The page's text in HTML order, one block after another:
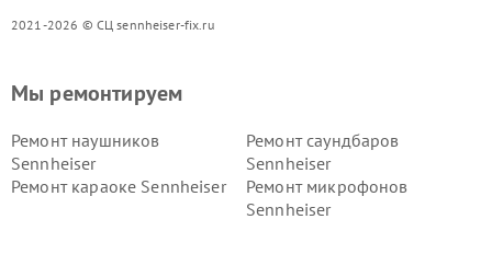
2021-2026 © СЦ sennheiser-fix.ru
Мы ремонтируем
Ремонт наушников
Sennheiser
Ремонт саундбаров
Sennheiser
Ремонт караоке Sennheiser
Ремонт микрофонов
Sennheiser